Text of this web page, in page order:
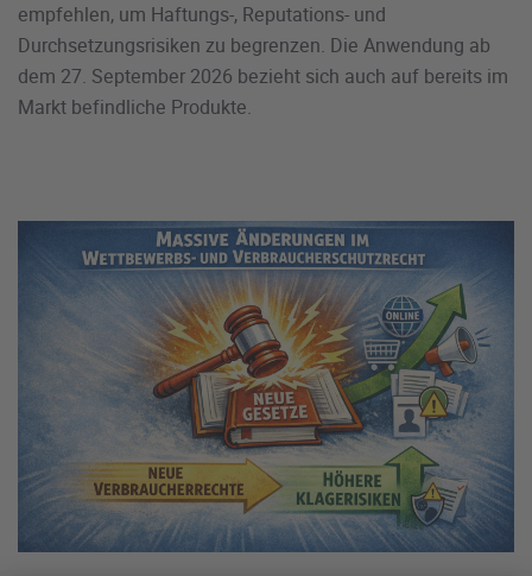
empfehlen, um Haftungs-, Reputations- und
Durchsetzungsrisiken zu begrenzen. Die Anwendung ab
dem 27. September 2026 bezieht sich auch auf bereits im
Markt befindliche Produkte.